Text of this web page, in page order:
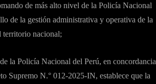
de más alto nivel de la Policía Nacional
de la gestión administrativa y operativa de la
territorio nacional;
la Policía Nacional del Perú, en concordancia
Supremo N.° 012-2025-IN, establece que la